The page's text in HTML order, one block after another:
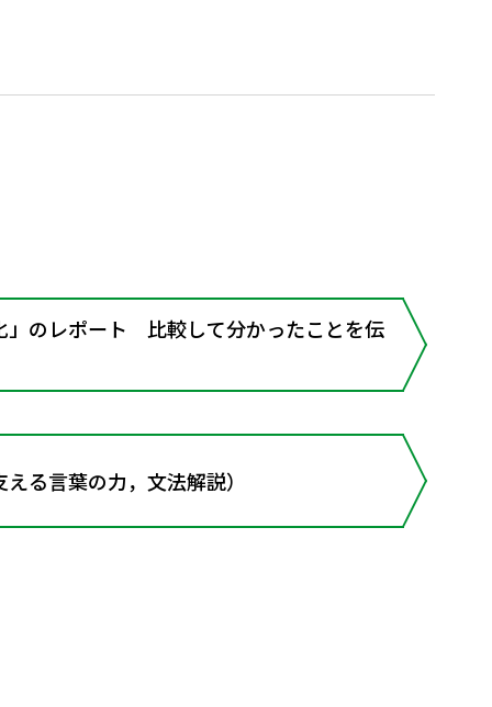
」のレポート 比較して分かったことを伝
る言葉の力，文法解説）